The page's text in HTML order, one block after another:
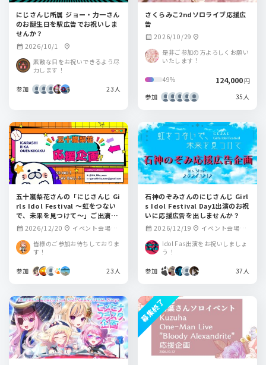
にじさんじ所属 ジョー・力一さん
のお誕生日を駅広告でお祝いしま
せんか？
calendar_month 2026/10/1 location_on
素敵な日をお祝いできるよう尽
力します！
参加 23人
さくらみこ2ndソロライブ応援広
告
calendar_month 2026/10/29 location_on
是非ご参加の方よろしくお願い
いたします！
49% 124,000円
参加
35人
五十嵐梨花さんの「にじさんじ Gi
rls Idol Festival 〜虹をつない
で、未来を見つけて〜」ご出演記
念を応援広告でお祝いしません
か？
calendar_month 2026/12/20 location_on イベント会場周
皆様のご参加お待ちしておりま
す！
参加 23人
石神のぞみさんのにじさんじ Girl
s Idol Festival Day1出演のお祝
いに応援広告を出しませんか？
calendar_month 2026/12/19 location_on イベント会場周
Idol Fas出演をお祝いしましょ
う！
参加 37人
募集終了